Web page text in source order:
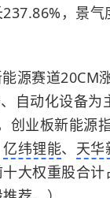
，景气
能源赛道
自动化设备为
创业板新能源
亿纬锂能、 天华
大权重股合计